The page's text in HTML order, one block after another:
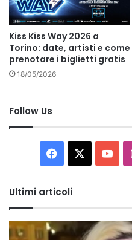
Kiss Kiss Way 2026 a
Torino: date, artisti e come
prenotare i biglietti gratis
18/05/2026
Follow Us
Facebook You
Ultimi articoli